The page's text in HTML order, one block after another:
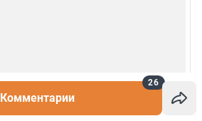
Комментарии
26